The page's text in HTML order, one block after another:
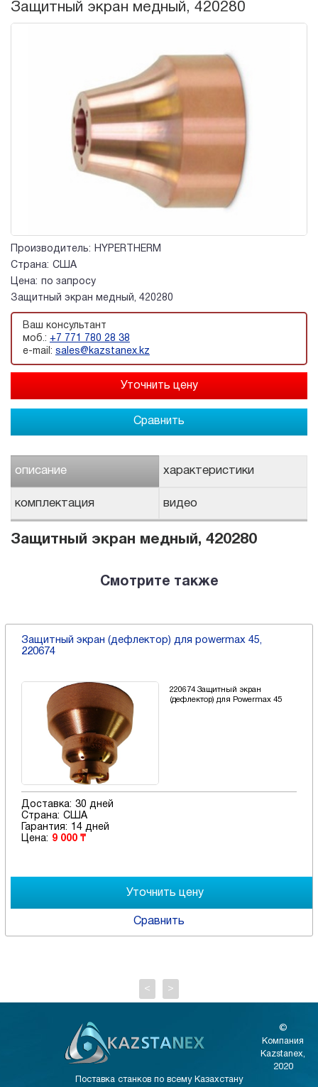
Защитный экран медный, 420280
Производитель:
HYPERTHERM
Страна: США
Цена:
по запросу
Защитный экран медный, 420280
Ваш консультант
моб.: +7 771 780 28 38
e-mail: sales@kazstanex.kz
Сравнить
описание характеристики
комплектация видео
Защитный экран медный, 420280
Смотрите также
Защитный экран (дефлектор) для powermax 45,
220674
220674 Защитный экран
(дефлектор) для Powermax 45
Доставка: 30 дней
Страна: США
Гарантия:
14 дней
Цена: 9 000 ₸
Сравнить
< >
©
Компания
Kazstanex,
2020
Поставка станков по всему Казахстану